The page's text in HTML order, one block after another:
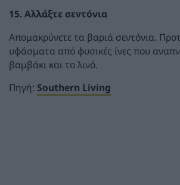
15. Αλλάξτε σεντόνια
Απομακρύνετε τα βαριά σεντόνια.
υφάσματα από φυσικές ίνες που
βαμβάκι και το λινό.
Πηγή: Southern Living